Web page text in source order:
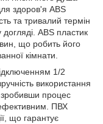
здоров'я ABS
та тривалий термін
догляді. ABS пластик
що робить його
кімнати.
1/2
використання
процес
ПВХ
що гарантує